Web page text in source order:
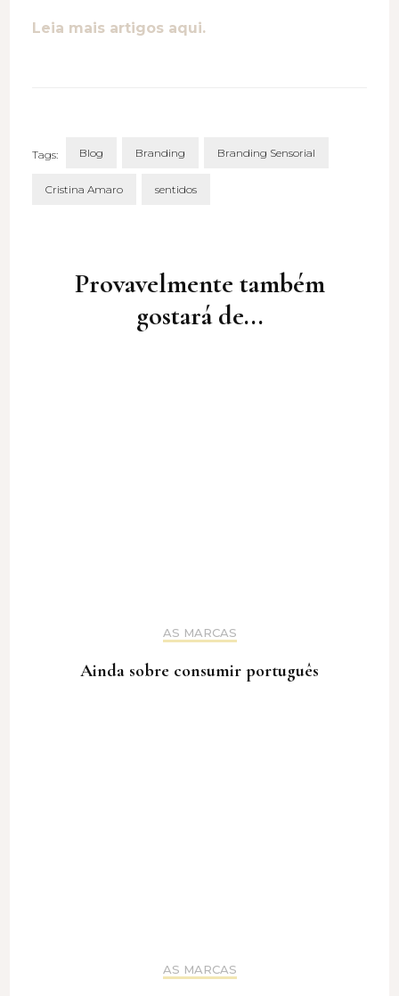
Leia mais artigos aqui.
Tags: Blog Branding Branding Sensorial
Cristina Amaro sentidos
Provavelmente também
gostará de...
AS MARCAS
Ainda sobre consumir português
AS MARCAS